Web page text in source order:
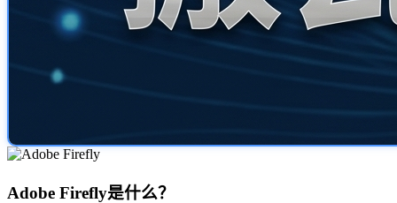
Adobe Firefly是什么？